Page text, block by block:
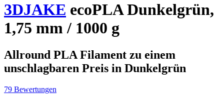
3DJAKE ecoPLA Dunkelgrün,
1,75 mm / 1000 g
Allround PLA Filament zu einem
unschlagbaren Preis in Dunkelgrün
79 Bewertungen